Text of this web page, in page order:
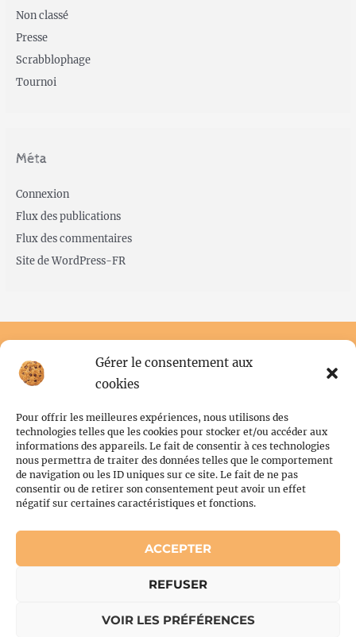
Gérer le consentement aux
cookies
Pour offrir les meilleures expériences, nous utilisons des
technologies telles que les cookies pour stocker et/ou accéder aux
informations des appareils. Le fait de consentir à ces technologies
nous permettra de traiter des données telles que le comportement
de navigation ou les ID uniques sur ce site. Le fait de ne pas
consentir ou de retirer son consentement peut avoir un effet
négatif sur certaines caractéristiques et fonctions.
ACCEPTER
REFUSER
VOIR LES PRÉFÉRENCES
Non classé
Presse
Scrabblophage
Tournoi
Méta
Connexion
Flux des publications
Flux des commentaires
Site de WordPress-FR
Conditions générales
Politique de cookies (UE)
Copyright © 2026 Flor'N Scrabble | Powered by Flor'N Scrabble